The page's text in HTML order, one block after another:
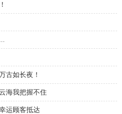
古如长夜！
海我把握不住
运顾客抵达